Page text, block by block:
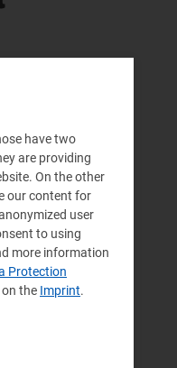
la
potenza?
di
potenza?
have two
are providing
On the other
our content for
user
to using
more information
Protection
the Imprint.